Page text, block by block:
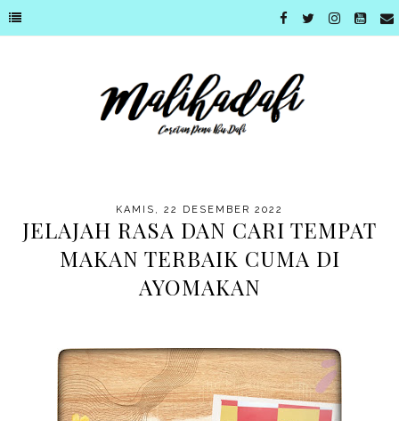
KAMIS, 22 DESEMBER 2022
JELAJAH RASA DAN CARI TEMPAT
MAKAN TERBAIK CUMA DI
AYOMAKAN